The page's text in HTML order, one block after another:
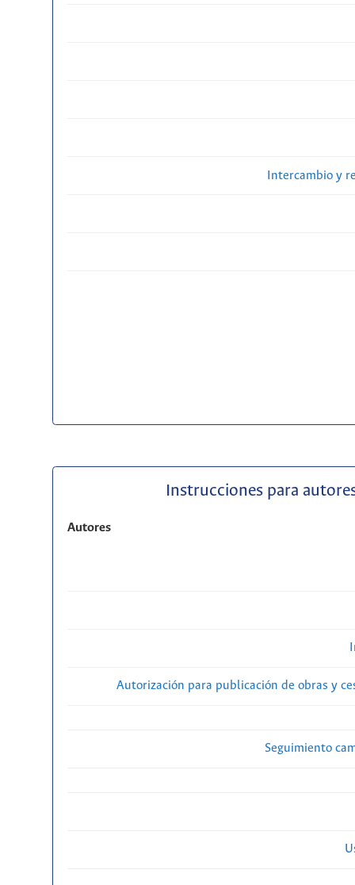
Intercambio y
Instrucciones para
Autores
Autorización para publicación de obras y
Seguimiento